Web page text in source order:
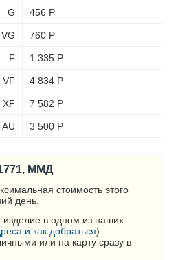
G 456 Р
VG 760 Р
F 1 335 Р
VF 4 834 Р
XF 7 582 Р
AU 3 500 Р
ММД
стоимость этого
день.
изделие в одном из наших
и как добраться).
или на карту сразу в